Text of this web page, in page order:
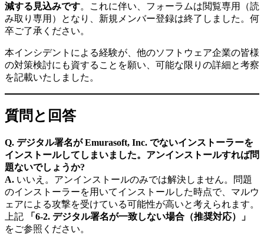
減する見込みです。これに伴い、フォーラムは閲覧専用（読
み取り専用）となり、新規メンバー登録は終了しました。何
卒ご了承ください。
本インシデントによる経験が、他のソフトウェア企業の皆様
の対策検討にも資することを願い、可能な限りの詳細と考察
を記載いたしました。
質問と回答
Q. デジタル署名が Emurasoft, Inc. でないインストーラーを
インストールしてしまいました。アンインストールすれば問
題ないでしょうか?
A. いいえ。アンインストールのみでは解決しません。問題
のインストーラーを用いてインストールした時点で、マルウ
ェアによる攻撃を受けている可能性が高いと考えられます。
上記
「6-2. デジタル署名が一致しない場合（推奨対応）」
をご参照ください。